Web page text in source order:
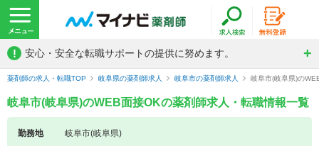
! 安心・安全な転職サポートの提供に努めます。
薬剤師の求人・転職TOP 岐阜県の薬剤師求人 岐阜市の薬剤師求人 岐阜市(岐阜県)の
岐阜市(岐阜県)のWEB面接OKの薬剤師求人・転職情報一覧
勤務地
岐阜市(岐阜県)